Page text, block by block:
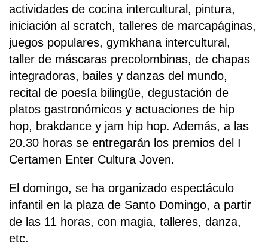
actividades de cocina intercultural, pintura,
iniciación al scratch, talleres de marcapáginas,
juegos populares, gymkhana intercultural,
taller de máscaras precolombinas, de chapas
integradoras, bailes y danzas del mundo,
recital de poesía bilingüe, degustación de
platos gastronómicos y actuaciones de hip
hop, brakdance y jam hip hop. Además, a las
20.30 horas se entregarán los premios del I
Certamen Enter Cultura Joven.
El domingo, se ha organizado espectáculo
infantil en la plaza de Santo Domingo, a partir
de las 11 horas, con magia, talleres, danza,
etc.